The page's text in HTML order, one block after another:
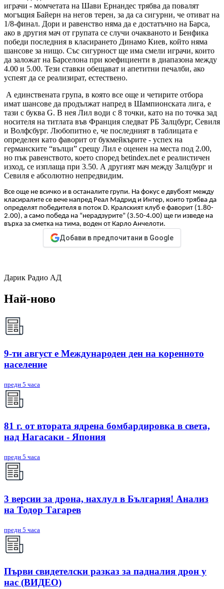
играчи - момчетата на Шави Ернандес трябва да повалят
могъщия Байерн на негов терен, за да са сигурни, че отиват на
1/8-финал. Дори и равенство няма да е достатъчно на Барса,
ако в другия мач от групата се случи очакваното и Бенфика
победи последния в класирането Динамо Киев, който няма
шансове за нищо. Със сигурност ще има смели играчи, които
да заложат на Барселона при коефициенти в диапазона между
4.00 и 5.00. Тези ставки обещават и апетитни печалби, ако
успеят да се реализират, естествено.
А единствената група, в която все още и четирите отбора
имат шансове да продължат напред в Шампионската лига, е
тази с буква G. В нея Лил води с 8 точки, като на по точка зад
носителя на титлата във Франция следват РБ Залцбург, Севиля
и Волфсбург. Любопитно е, че последният в таблицата е
определен като фаворит от букмейкърите - успех на
германските “вълци” срещу Лил е оценен на места под 2.00,
но пък равенството, което според betindex.net е реалистичен
изход, се изплаща при 3.50. А другият мач между Залцбург и
Севиля е абсолютно непредвидим.
Все още не всичко и в останалите групи. На фокус е двубоят между
класиралите се вече напред Реал Мадрид и Интер, които трябва да
определят победителя в поток D. Кралският клуб е фаворит (1.80-
2.00), а само победа на “нерадзурите” (3.50-4.00) ще ги изведе на
върха за сметка на тима, воден от Карло Анчелоти.
Добави в предпочитани в Google
Дарик Радио АД
Най-ново
9-ти август е Международен ден на коренното
население
преди 5 часа
81 г. от втората ядрена бомбардировка в света,
над Нагасаки - Япония
преди 5 часа
3 версии за дрона, нахлул в България! Анализ
на Тодор Тагарев
преди 5 часа
Първи свидетелски разказ за падналия дрон у
нас (ВИДЕО)